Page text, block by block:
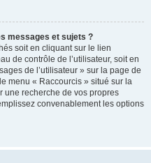
messages et sujets ?
soit en cliquant sur le lien
de contrôle de l’utilisateur, soit en
de l’utilisateur » sur la page de
menu « Raccourcis » situé sur la
une recherche de vos propres
convenablement les options